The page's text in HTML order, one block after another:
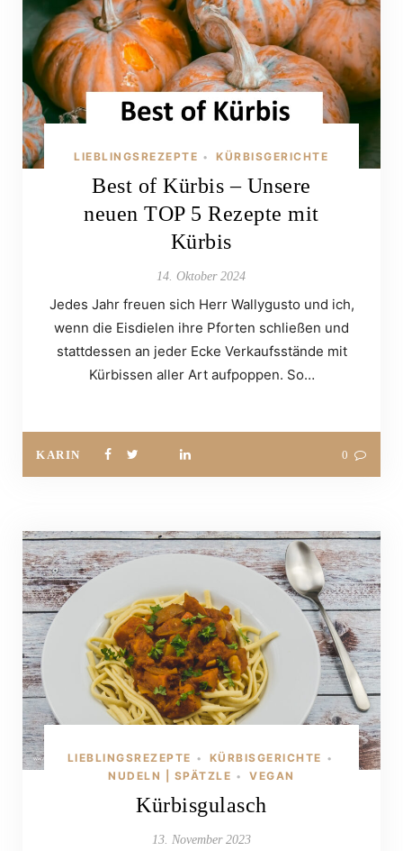
LIEBLINGSREZEPTE • KÜRBISGERICHTE
Best of Kürbis – Unsere
neuen TOP 5 Rezepte mit
Kürbis
14. Oktober 2024
Jedes Jahr freuen sich Herr Wallygusto und ich,
wenn die Eisdielen ihre Pforten schließen und
stattdessen an jeder Ecke Verkaufsstände mit
Kürbissen aller Art aufpoppen. So…
KARIN 0
LIEBLINGSREZEPTE • KÜRBISGERICHTE •
NUDELN | SPÄTZLE • VEGAN
Kürbisgulasch
13. November 2023